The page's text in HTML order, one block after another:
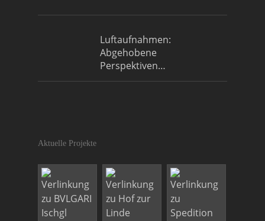
Luftaufnahmen:
Abgehobene
Perspektiven…
Aktuelle Projekte